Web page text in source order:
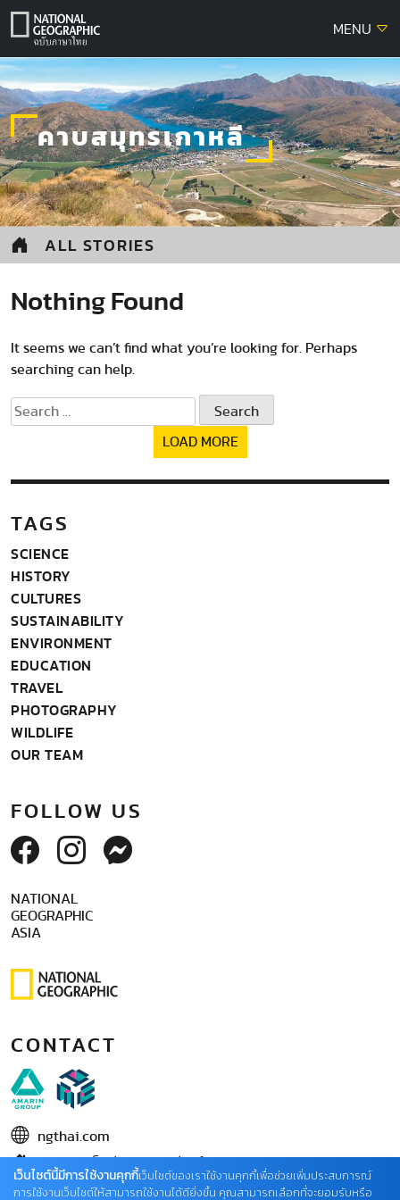
Skip
MENU
คาบสมุทรเกาหลี
ALL STORIES
Nothing Found
It seems we can’t find what you’re looking for. Perhaps
searching can help.
Search
for:
LOAD MORE
TAGS
SCIENCE
HISTORY
CULTURES
SUSTAINABILITY
ENVIRONMENT
EDUCATION
TRAVEL
PHOTOGRAPHY
WILDLIFE
OUR TEAM
FOLLOW US
NATIONAL
GEOGRAPHIC
ASIA
CONTACT
ngthai.com
บริษัท เอเอ็มอี อิมเมจิเนทีฟ จำกัด
ในเครือ บริษัท อมรินทร์ คอร์เปอเรชั่นส์ จำกัด (มหาชน)
เว็บไซต์นี้มีการใช้งานคุกกี้เว็บไซต์ของเราใช้งานคุกกี้เพื่อช่วยเพิ่มประสบการณ์
การใช้งานเว็บไซต์ให้สามารถใช้งานได้ดียิ่งขึ้น คุณสามารถเลือกที่จะยอมรับหรือ